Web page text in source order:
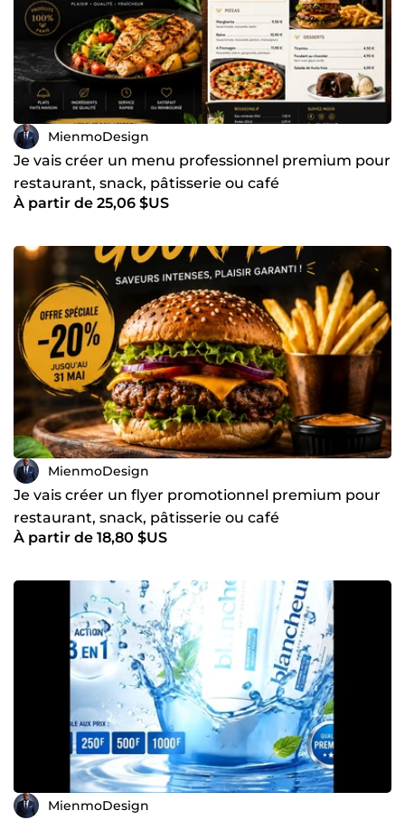
MienmoDesign
Je vais créer un menu professionnel premium pour
restaurant, snack, pâtisserie ou café
À partir de 25,06 $US
MienmoDesign
Je vais créer un flyer promotionnel premium pour
restaurant, snack, pâtisserie ou café
À partir de 18,80 $US
MienmoDesign